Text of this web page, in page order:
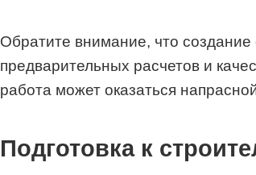
Обратите внимание, что
предварительных расчетов и
работа может оказаться
Подготовка к